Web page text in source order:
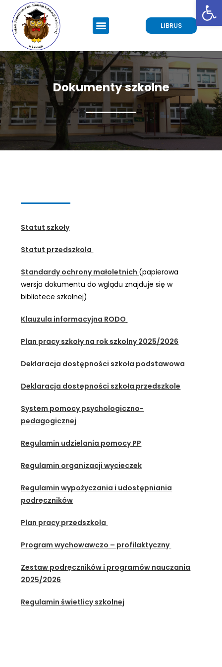
LIBRUS
Dokumenty szkolne
Statut szkoły
Statut przedszkola
Standardy ochrony małoletnich (papierowa
wersja dokumentu do wglądu znajduje się w
bibliotece szkolnej)
Klauzula informacyjna RODO
Plan pracy szkoły na rok szkolny 2025/2026
Deklaracja dostępności szkoła podstawowa
Deklaracja dostępności szkoła przedszkole
System pomocy psychologiczno-
pedagogicznej
Regulamin udzielania pomocy PP
Regulamin organizacji wycieczek
Regulamin wypożyczania i udostępniania
podręczników
Plan pracy przedszkola
Program wychowawczo – profilaktyczny
Zestaw podręczników i programów nauczania
2025/2026
Regulamin świetlicy szkolnej